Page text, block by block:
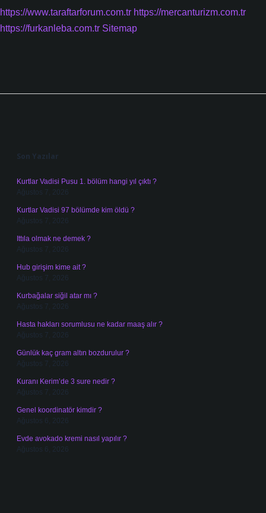
https://www.taraftarforum.com.tr https://mercanturizm.com.tr
https://furkanleba.com.tr Sitemap
Son Yazılar
Kurtlar Vadisi Pusu 1. bölüm hangi yıl çıktı ?
Ağustos 7, 2026
Kurtlar Vadisi 97 bölümde kim öldü ?
Ağustos 7, 2026
Ittıla olmak ne demek ?
Ağustos 7, 2026
Hub girişim kime ait ?
Ağustos 7, 2026
Kurbağalar siğil atar mı ?
Ağustos 7, 2026
Hasta hakları sorumlusu ne kadar maaş alır ?
Ağustos 7, 2026
Günlük kaç gram altın bozdurulur ?
Ağustos 7, 2026
Kuranı Kerim’de 3 sure nedir ?
Ağustos 7, 2026
Genel koordinatör kimdir ?
Ağustos 6, 2026
Evde avokado kremi nasıl yapılır ?
Ağustos 6, 2026